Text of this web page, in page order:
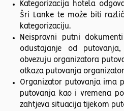
Kategorizacija hotela
Šri Lanke te može biti
kategorizaciju.
Neispravni putni
odustajanje od
obvezuju organizatora
otkaza putovanja
Organizator putovanja ima
putovanja kao i vremena
zahtjeva situacija tijekom